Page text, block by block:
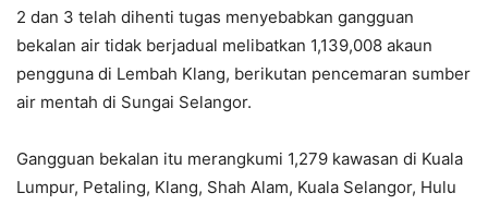
2 dan 3 telah dihenti tugas menyebabkan gangguan
bekalan air tidak berjadual melibatkan 1,139,008 akaun
pengguna di Lembah Klang, berikutan pencemaran sumber
air mentah di Sungai Selangor.
Gangguan bekalan itu merangkumi 1,279 kawasan di Kuala
Lumpur, Petaling, Klang, Shah Alam, Kuala Selangor, Hulu